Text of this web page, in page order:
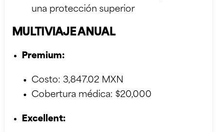
una protección superior
MULTIVIAJE ANUAL
Premium:
Costo: 3,847.02 MXN
Cobertura médica: $20,000
Excellent: